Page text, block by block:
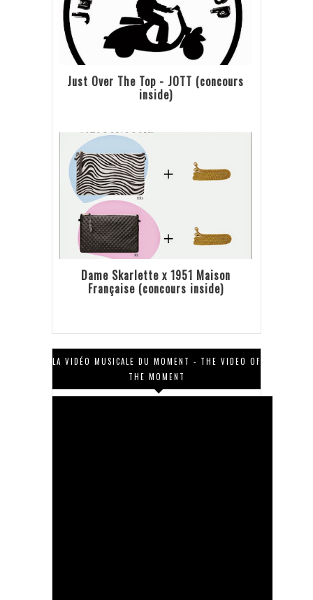
Just Over The Top - JOTT (concours
inside)
Dame Skarlette x 1951 Maison
Française (concours inside)
LA VIDÉO MUSICALE DU MOMENT - THE VIDEO OF
THE MOMENT